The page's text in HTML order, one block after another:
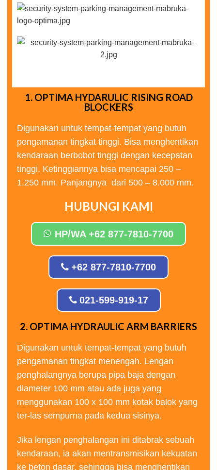
1. OPTIMA HYDARULIC RISING ROAD
BLOCKERS
Digunakan untuk tempat-tempat yang butuh
pengamanan tingkat tinggi. Bisa menghentikan
kendaraan berbobot tinggi dengan kecepatan
tinggi. Ketinggiannya bisa mencapai 250 –
1.250 mm. Panjangnya dari 500 – 8.000 mm.
HUBUNGI KAMI
HP/WA +62 877-7810-7700
+62 877-7810-7700
021-599-919-17
2. OPTIMA HYDRAULIC ARM BARRIERS
Digunakan untuk tempat-tempat yang butuh
pengamanan tingkat menengah. Lengan
penghalangnya berupa pipa baja dengan
diameter 100 mm atau ada juga yang
menggunakan 100 x 100 mm kotak balok yang
ter-las sempurna pada kedua sisinya.
Jika lengan penghalangan ini ditabrak sebuah
kendaraan, ia akan mentransmisikan kekuatan
ke beton dasar, sehingga bisa menghentikan